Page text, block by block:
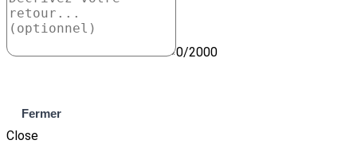
0/2000
Fermer
Close